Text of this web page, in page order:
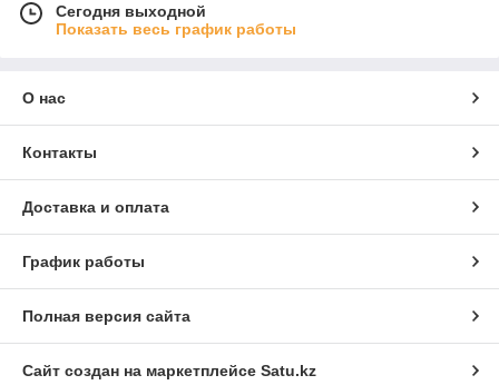
Сегодня выходной
Показать весь график работы
О нас
Контакты
Доставка и оплата
График работы
Полная версия сайта
Сайт создан на маркетплейсе Satu.kz